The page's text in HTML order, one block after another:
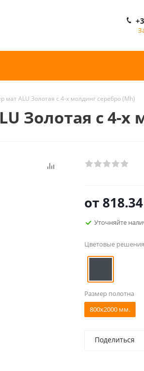
мат ALU Золотая с 4-х молдинг серебро (Mh)
Золотая с 4-х
от
Уточняйте
Цветовые решения
Размер полотна
800x2000 мм.
Поделиться